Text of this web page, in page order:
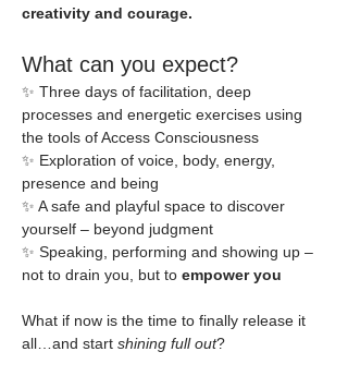
creativity and courage.
What can you expect?
✨ Three days of facilitation, deep
processes and energetic exercises using
the tools of Access Consciousness
✨ Exploration of voice, body, energy,
presence and being
✨ A safe and playful space to discover
yourself – beyond judgment
✨ Speaking, performing and showing up –
not to drain you, but to empower you
What if now is the time to finally release it
all…and start shining full out?